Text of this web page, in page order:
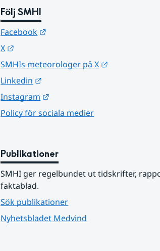
Följ SMHI
Facebook
X
SMHIs meteorologer på X
Linkedin
Instagram
Policy för sociala medier
Publikationer
SMHI ger regelbundet ut tidskrifter,
faktablad.
Sök publikationer
Nyhetsbladet Medvind